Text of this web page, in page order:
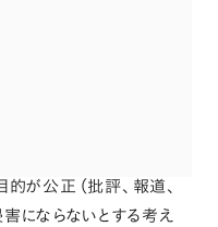
的が公正 （批評、 報道、
にならないとする考え